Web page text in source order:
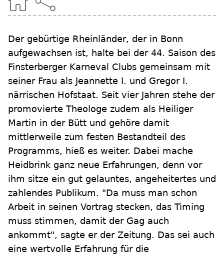
Der gebürtige Rheinländer, der in Bonn
aufgewachsen ist, halte bei der 44. Saison des
Finsterberger Karneval Clubs gemeinsam mit
seiner Frau als Jeannette I. und Gregor I.
närrischen Hofstaat. Seit vier Jahren stehe der
promovierte Theologe zudem als Heiliger
Martin in der Bütt und gehöre damit
mittlerweile zum festen Bestandteil des
Programms, hieß es weiter. Dabei mache
Heidbrink ganz neue Erfahrungen, denn vor
ihm sitze ein gut gelauntes, angeheitertes und
zahlendes Publikum. "Da muss man schon
Arbeit in seinen Vortrag stecken, das Timing
muss stimmen, damit der Gag auch
ankommt", sagte er der Zeitung. Das sei auch
eine wertvolle Erfahrung für die